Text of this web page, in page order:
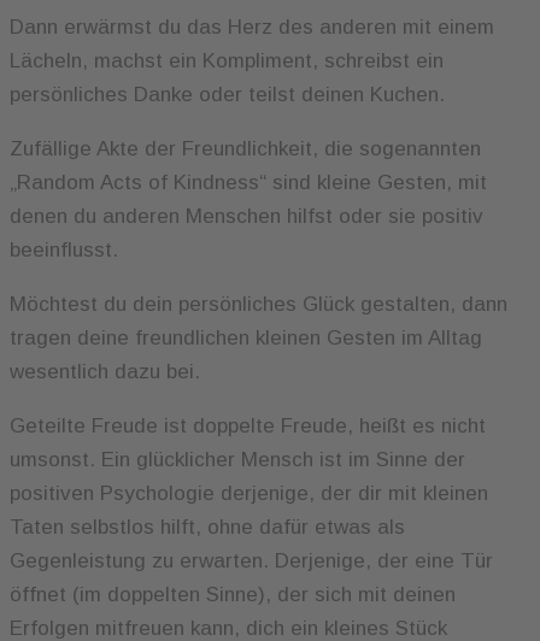
Dann erwärmst du das Herz des anderen mit einem
Lächeln, machst ein Kompliment, schreibst ein
persönliches Danke oder teilst deinen Kuchen.
Zufällige Akte der Freundlichkeit, die sogenannten
„Random Acts of Kindness“ sind kleine Gesten, mit
denen du anderen Menschen hilfst oder sie positiv
beeinflusst.
Möchtest du dein persönliches Glück gestalten, dann
tragen deine freundlichen kleinen Gesten im Alltag
wesentlich dazu bei.
Geteilte Freude ist doppelte Freude, heißt es nicht
umsonst. Ein glücklicher Mensch ist im Sinne der
positiven Psychologie derjenige, der dir mit kleinen
Taten selbstlos hilft, ohne dafür etwas als
Gegenleistung zu erwarten. Derjenige, der eine Tür
öffnet (im doppelten Sinne), der sich mit deinen
Erfolgen mitfreuen kann, dich ein kleines Stück